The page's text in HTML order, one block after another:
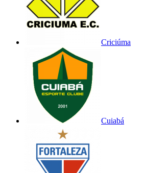
Criciúma
Cuiabá